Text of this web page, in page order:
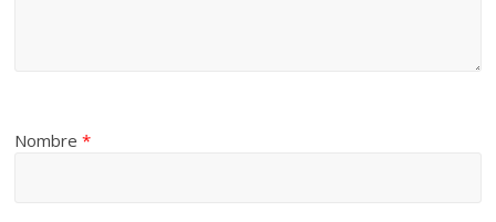
Nombre*